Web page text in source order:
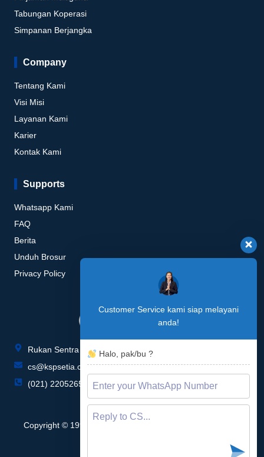
Tabungan Koperasi
Simpanan Berjangka
Company
Tentang Kami
Visi Misi
Layanan Kami
Karier
Kontak Kami
Supports
Whatsapp Kami
FAQ
Berita
Unduh Brosur
Privacy Policy
Rukan Sentra Niaga Blok P no. 015-016, Green Lake City
cs@kspsetia.co.id
(021) 22052655 / 22052657
Copyright © 1996 - 2026 KSP Setia Multi Sarana, All rights
Customer Service kami siap melayani
anda!
Halo, pak/bu ?